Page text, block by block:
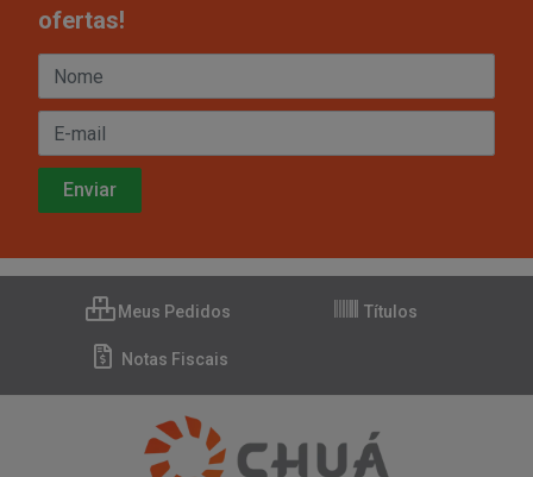
ofertas!
Meus Pedidos Títulos
Notas Fiscais